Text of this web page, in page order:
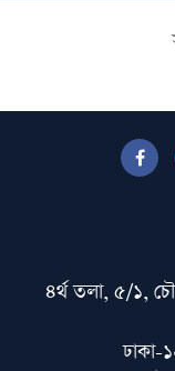
হেজবুত
আজ ঢাকায়
বেফাকের
৪র্থ তলা, ৫/১,
ঢাকা-